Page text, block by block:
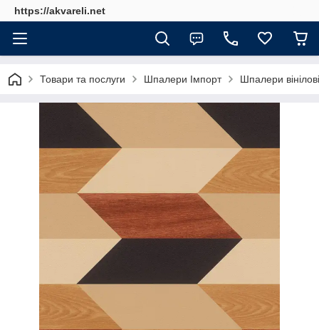
https://akvareli.net
Товари та послуги Шпалери Імпорт Шпалери